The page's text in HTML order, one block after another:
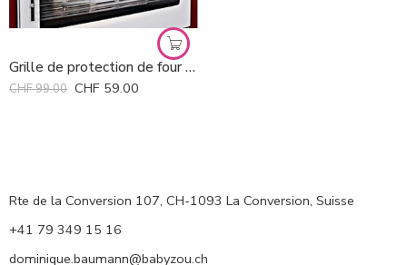
Grille de protection de four Babydan
CHF99.00 CHF 59.00
Rte de la Conversion 107, CH-1093 La Conversion, Suisse
+41 79 349 15 16
dominique.baumann@babyzou.ch